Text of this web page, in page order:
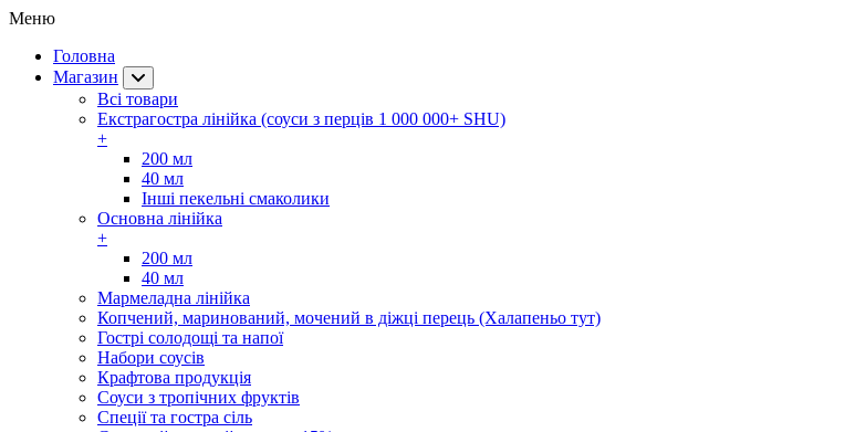
Меню
Головна
Магазин
Всі товари
Екстрагостра лінійка (соуси з перців 1 000 000+ SHU)
+
200 мл
40 мл
Інші пекельні смаколики
Основна лінійка
+
200 мл
40 мл
Мармеладна лінійка
Копчений, маринований, мочений в діжці перець (Халапеньо тут)
Гострі солодощі та напої
Набори соусів
Крафтова продукція
Соуси з тропічних фруктів
Спеції та гостра сіль